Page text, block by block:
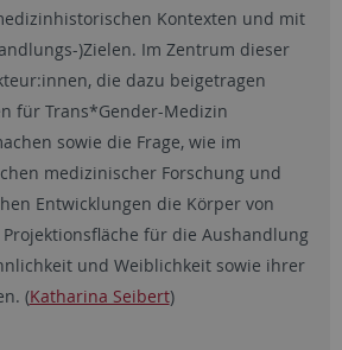
Kontexten und mit
)Zielen. Im Zentrum dieser
die dazu beigetragen
für Trans*Gender-Medizin
sowie die Frage, wie im
medizinischer Forschung und
Entwicklungen die Körper von
für die Aushandlung
und Weiblichkeit sowie ihrer
(Katharina Seibert)